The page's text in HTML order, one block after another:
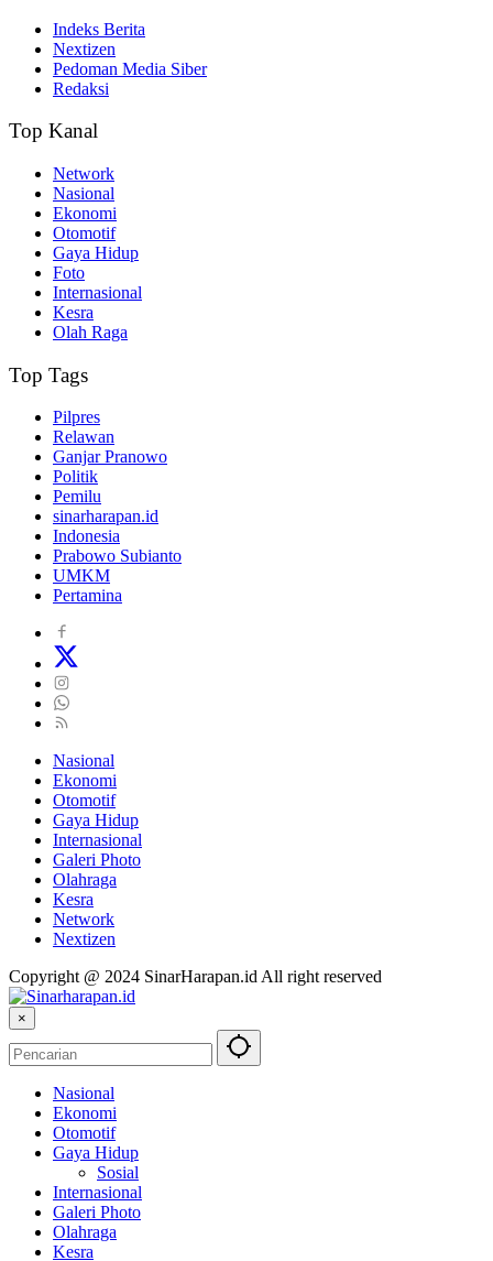
Indeks Berita
Nextizen
Pedoman Media Siber
Redaksi
Top Kanal
Network
Nasional
Ekonomi
Otomotif
Gaya Hidup
Foto
Internasional
Kesra
Olah Raga
Top Tags
Pilpres
Relawan
Ganjar Pranowo
Politik
Pemilu
sinarharapan.id
Indonesia
Prabowo Subianto
UMKM
Pertamina
Nasional
Ekonomi
Otomotif
Gaya Hidup
Internasional
Galeri Photo
Olahraga
Kesra
Network
Nextizen
Copyright @ 2024 SinarHarapan.id All right reserved
×
Nasional
Ekonomi
Otomotif
Gaya Hidup
Sosial
Internasional
Galeri Photo
Olahraga
Kesra